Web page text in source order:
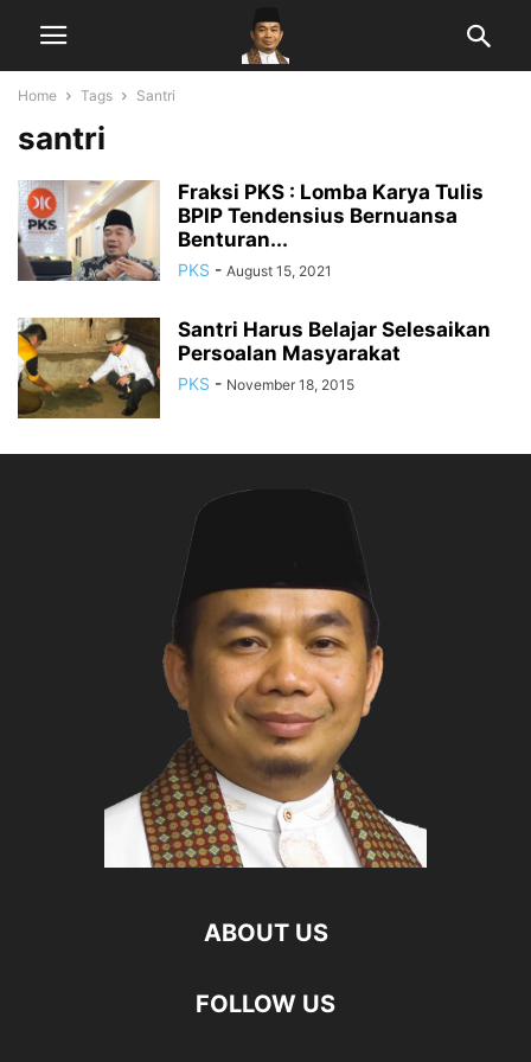
Home Tags Santri
santri
Fraksi PKS : Lomba Karya Tulis
BPIP Tendensius Bernuansa
Benturan...
PKS - August 15, 2021
Santri Harus Belajar Selesaikan
Persoalan Masyarakat
PKS - November 18, 2015
ABOUT US
FOLLOW US